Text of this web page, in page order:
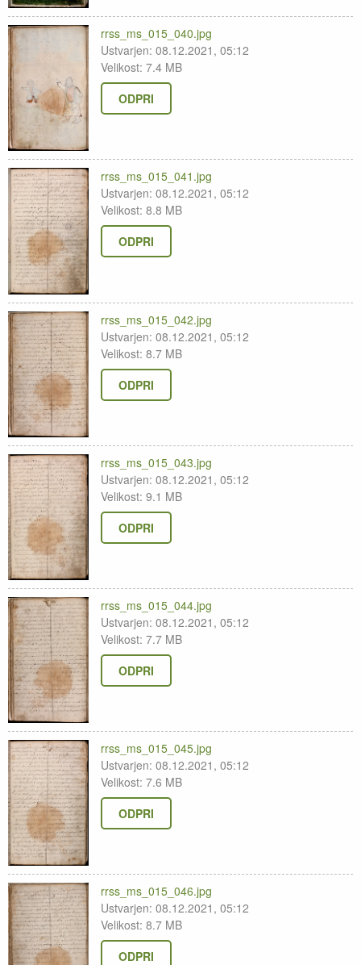
rrss_ms_015_040.jpg
Ustvarjen: 08.12.2021, 05:12
Velikost: 7.4 MB
ODPRI
rrss_ms_015_041.jpg
Ustvarjen: 08.12.2021, 05:12
Velikost: 8.8 MB
ODPRI
rrss_ms_015_042.jpg
Ustvarjen: 08.12.2021, 05:12
Velikost: 8.7 MB
ODPRI
rrss_ms_015_043.jpg
Ustvarjen: 08.12.2021, 05:12
Velikost: 9.1 MB
ODPRI
rrss_ms_015_044.jpg
Ustvarjen: 08.12.2021, 05:12
Velikost: 7.7 MB
ODPRI
rrss_ms_015_045.jpg
Ustvarjen: 08.12.2021, 05:12
Velikost: 7.6 MB
ODPRI
rrss_ms_015_046.jpg
Ustvarjen: 08.12.2021, 05:12
Velikost: 8.7 MB
ODPRI